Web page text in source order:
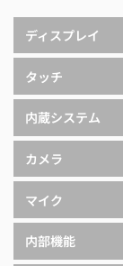
ディスプレイ
タッチ
内蔵システム
カメラ
マイク
内部機能